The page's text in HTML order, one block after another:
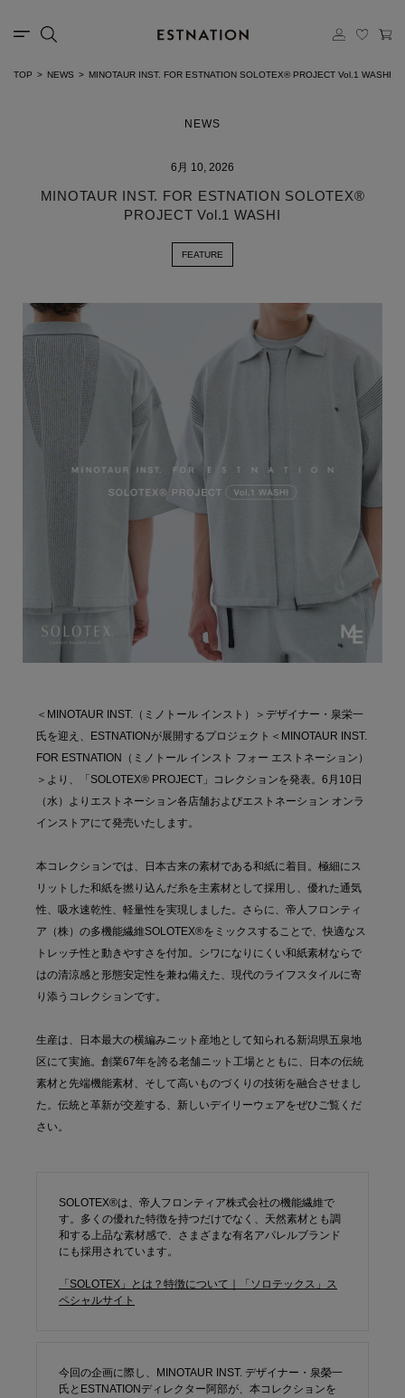
TOP NEWS MINOTAUR INST. FOR ESTNATION SOLOTEX® PROJECT Vol.1 WASHI
NEWS
6月 10, 2026
MINOTAUR INST. FOR ESTNATION SOLOTEX®
PROJECT Vol.1 WASHI
FEATURE
＜MINOTAUR INST.（ミノトール インスト）＞デザイナー・泉栄一
氏を迎え、ESTNATIONが展開するプロジェクト＜MINOTAUR INST.
FOR ESTNATION（ミノトール インスト フォー エストネーション）
＞より、「SOLOTEX® PROJECT」コレクションを発表。6月10日
（水）よりエストネーション各店舗およびエストネーション オンラ
インストアにて発売いたします。
本コレクションでは、日本古来の素材である和紙に着目。極細にス
リットした和紙を撚り込んだ糸を主素材として採用し、優れた通気
性、吸水速乾性、軽量性を実現しました。さらに、帝人フロンティ
ア（株）の多機能繊維SOLOTEX®をミックスすることで、快適なス
トレッチ性と動きやすさを付加。シワになりにくい和紙素材ならで
はの清涼感と形態安定性を兼ね備えた、現代のライフスタイルに寄
り添うコレクションです。
生産は、日本最大の横編みニット産地として知られる新潟県五泉地
区にて実施。創業67年を誇る老舗ニット工場とともに、日本の伝統
素材と先端機能素材、そして高いものづくりの技術を融合させまし
た。伝統と革新が交差する、新しいデイリーウェアをぜひご覧くだ
さい。
SOLOTEX®は、帝人フロンティア株式会社の機能繊維で
す。多くの優れた特徴を持つだけでなく、天然素材とも調
和する上品な素材感で、さまざまな有名アパレルブランド
にも採用されています。
「SOLOTEX」とは？特徴について｜「ソロテックス」ス
ペシャルサイト
今回の企画に際し、MINOTAUR INST. デザイナー・泉榮一
氏とESTNATIONディレクター阿部が、本コレクションを